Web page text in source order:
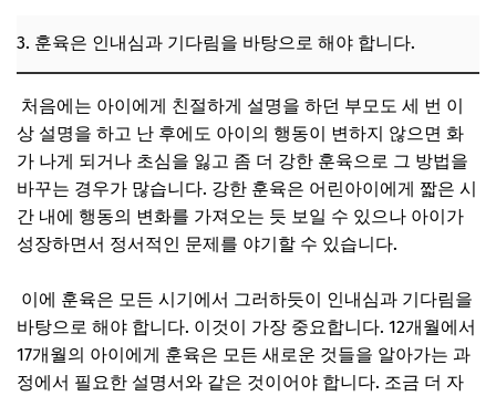
3. 훈육은 인내심과 기다림을 바탕으로 해야 합니다.
처음에는 아이에게 친절하게 설명을 하던 부모도 세 번 이
상 설명을 하고 난 후에도 아이의 행동이 변하지 않으면 화
가 나게 되거나 초심을 잃고 좀 더 강한 훈육으로 그 방법을
바꾸는 경우가 많습니다. 강한 훈육은 어린아이에게 짧은 시
간 내에 행동의 변화를 가져오는 듯 보일 수 있으나 아이가
성장하면서 정서적인 문제를 야기할 수 있습니다.
이에 훈육은 모든 시기에서 그러하듯이 인내심과 기다림을
바탕으로 해야 합니다. 이것이 가장 중요합니다. 12개월에서
17개월의 아이에게 훈육은 모든 새로운 것들을 알아가는 과
정에서 필요한 설명서와 같은 것이어야 합니다. 조금 더 자